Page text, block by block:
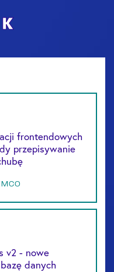
frontendowych
przepisywanie
v2 - nowe
danych